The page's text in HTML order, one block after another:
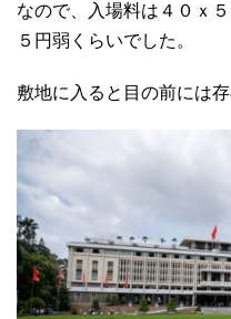
なので、入場料は４０ｘ
５円弱くらいでした。
敷地に入ると目の前には